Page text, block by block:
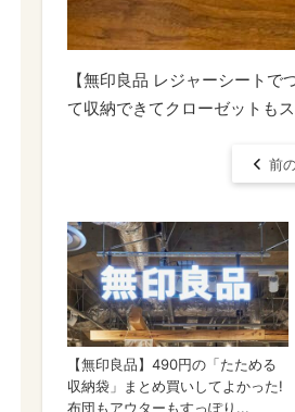
【無印良品 レジャーシート
て収納できてクローゼットも
前